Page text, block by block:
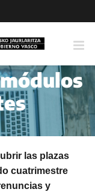
las plazas
cuatrimestre
y